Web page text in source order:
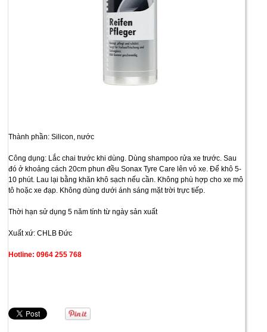
Thành phần: Silicon, nước
Công dụng: Lắc chai trước khi dùng. Dùng shampoo rửa xe trước. Sau
đó ở khoảng cách 20cm phun đều Sonax Tyre Care lên vỏ xe. Để khô 5-
10 phút. Lau lại bằng khăn khô sạch nếu cần. Không phù hợp cho xe mô
tô hoặc xe đạp. Không dùng dưới ánh sáng mặt trời trực tiếp.
Thời hạn sử dụng 5 năm tính từ ngày sản xuất
Xuất xứ: CHLB Đức
Hotline: 0964 255 768